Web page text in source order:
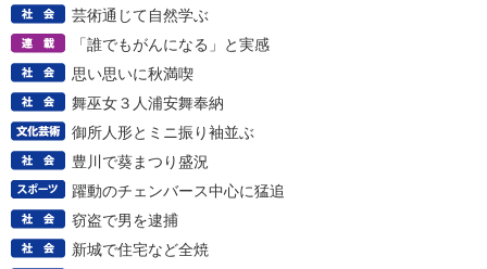
芸術通じて自然学ぶ
「誰でもがんになる」と実感
思い思いに秋満喫
舞巫女３人浦安舞奉納
御所人形とミニ振り袖並ぶ
豊川で葵まつり盛況
躍動のチェンバース中心に猛追
窃盗で男を逮捕
新城で住宅など全焼